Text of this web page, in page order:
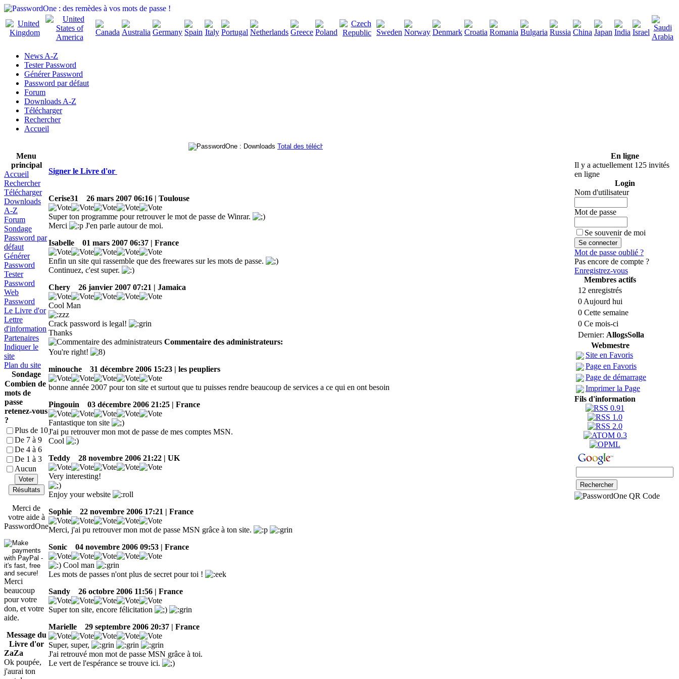
News A-Z
Tester Password
Générer Password
Password par défaut
Forum
Downloads A-Z
Télécharger
Rechercher
Accueil
Total des téléchargements
Menu
principal
Accueil
Rechercher
Télécharger
Downloads
A-Z
Forum
Sondage
Password par
défaut
Générer
Password
Tester
Password
Web
Password
Le Livre d'or
Lettre
d'information
Partenaires
Indiquer le
site
Plan du site
Sondage
Combien de
mots de
passe
retenez-vous
?
Plus de 10
De 7 à 9
De 4 à 6
De 1 à 3
Aucun
Voter
Résultats
Merci de
votre aide à
PasswordOne
Merci
beaucoup
pour votre
don, et votre
aide.
Message du
Livre d'or
ZaZa
Ok poupée,
j'aurai ton
Signer le Livre d'or
Cerise31 26 mars 2007 06:16 | Toulouse
Super ton programme pour retrouver le mot de passe de Winrar.
Merci
J'en parle autour de moi.
Isabelle
01 mars 2007 06:37 | France
Enfin un site qui rassemble que des freewares sur les mots de passe.
Continuez, c'est super.
Chery
26 janvier 2007 07:21 | Jamaica
Cool Man
Crack password is legal!
Thanks
Commentaire des administrateurs:
You're right!
minouche
31 décembre 2006 15:23 | les peupliers
bonne année 2007 pour ton site et surtout que tu puisses rendre beaucoup de services a ce qui en ont besoin
Pingouin
03 décembre 2006 21:25 | France
Fantastique ton site
J'ai pu retrouver mon mot de passe de mes comptes MSN.
Cool
Teddy
28 novembre 2006 21:22 | UK
Very interesting!
Enjoy your website
Sophie
22 novembre 2006 17:21 | France
Merci, j'ai pu retrouver mon mot de passe MSN grâce à ton site.
Sonic
04 novembre 2006 09:53 | France
Cool man
Les mots de passes n'ont plus de secret pour toi !
Sandy
26 octobre 2006 11:56 | France
Super ton site, encore félicitation
Marielle
29 septembre 2006 20:37 | France
Super, super,
J'ai retrouvé mon mot de passe MSN grâce à toi.
Le vert de l'espérance se trouve ici.
En ligne
Il y a actuellement 125 invités
en ligne
Login
Nom d'utilisateur
Mot de passe
Se souvenir de moi
Mot de passe oublié ?
Pas encore de compte ?
Enregistrez-vous
Membres actifs
12 enregistrés
0 Aujourd hui
0 Cette semaine
0 Ce mois-ci
Dernier: AllogsSolla
Webmestre
Site en Favoris
Page en Favoris
Page de démarrage
Imprimer la Page
Fils d'information